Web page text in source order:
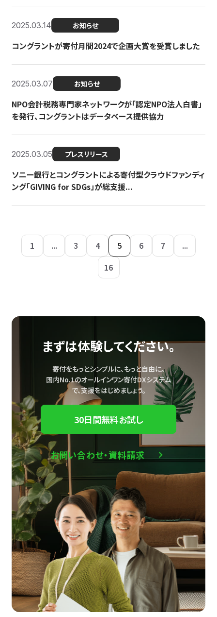
2025.03.14 お知らせ
コングラントが寄付月間2024で企画大賞を受賞しました
2025.03.07 お知らせ
NPO会計税務専門家ネットワークが「認定NPO法人白書」
を発行、コングラントはデータベース提供協力
2025.03.05 プレスリリース
ソニー銀行とコングラントによる寄付型クラウドファンディ
ング「GIVING for SDGs」が総支援...
1 ... 3 4 5 6 7
...
16
まずは体験してください。
寄付をもっとシンプルに、もっと自由に。
国内No.1のオールインワン寄付DXシステム
で、支援をはじめましょう。
30日間無料お試し
お問い合わせ・資料請求